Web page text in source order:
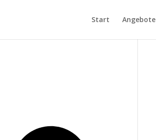
Start Angebote